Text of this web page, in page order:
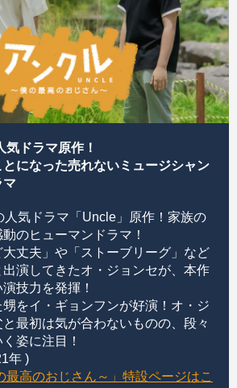
ドラマ原作！
になった売れないミュージシャン
マ
気ドラマ「Uncle」原作！家族の
のヒューマンドラマ！
丈夫」や「ストーブリーグ」など
出演してきたオ・ジョンセが、本作
技力を発揮！
をイ・ギョンフンが好演！オ・ジ
と最初は気が合わないものの、段々
姿に注目！
年 )
最高のおじさん～」特設ページはこ